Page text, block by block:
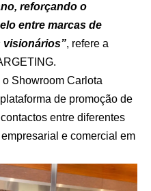
reforçando o
entre marcas de
visionários”, refere a
Showroom Carlota
de promoção de
entre diferentes
e comercial em